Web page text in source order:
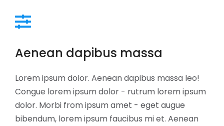
Aenean dapibus massa
Lorem ipsum dolor. Aenean dapibus massa leo!
Congue lorem ipsum dolor - rutrum lorem ipsum
dolor. Morbi from ipsum amet - eget augue
bibendum, lorem ipsum faucibus mi et. Aenean